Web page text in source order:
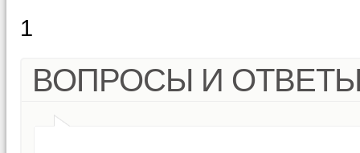
1
ВОПРОСЫ И